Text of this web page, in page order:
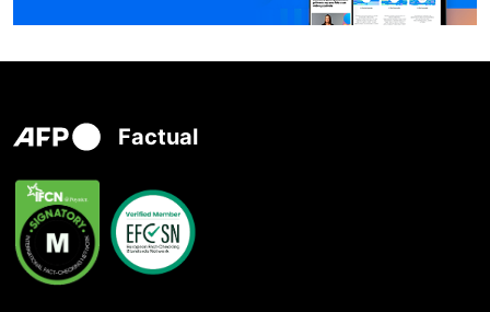
Factual